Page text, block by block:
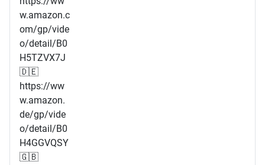
w.amazon.c
om/gp/vide
o/detail/B0
H5TZVX7J
🇩🇪
https://ww
w.amazon.
de/gp/vide
o/detail/B0
H4GGVQSY
🇬🇧